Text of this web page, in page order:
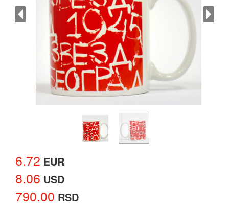
6.72 EUR
8.06 USD
790.00 RSD